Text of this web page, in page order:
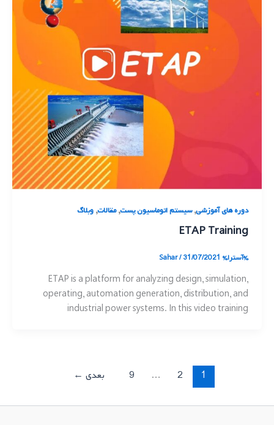
دوره های آموزشی,سیستم اتوماسیون پست,مقالات, وبلاگ
ETAP Training
%آسترا% Sahar/31/07/2021
ETAP is a platform for analyzing design, simulation,
operating, automation generation, distribution, and
industrial power systems. In this video training
1
2
…
9 بعدی ←